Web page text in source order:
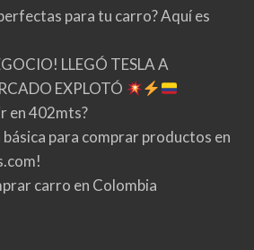
para tu carro? Aquí es
LLEGÓ TESLA A
EXPLOTÓ
en 402mts?
básica para comprar productos en
carro en Colombia